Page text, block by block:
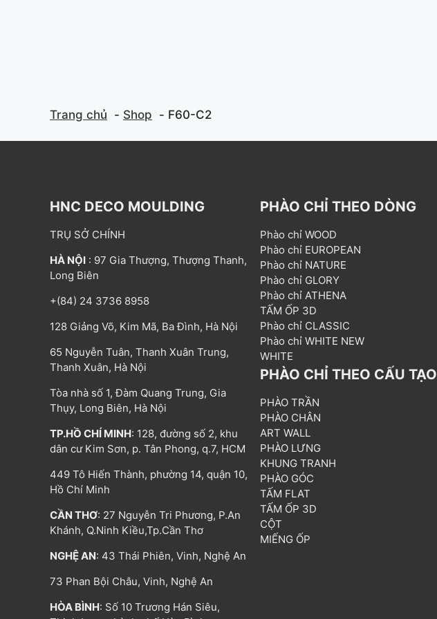
Trang chủ Shop F60-C2
HNC DECO MOULDING
TRỤ SỞ CHÍNH
HÀ NỘI : 97 Gia Thượng, Thượng Thanh,
Long Biên
+(84) 24 3736 8958
128 Giảng Võ, Kim Mã, Ba Đình, Hà Nội
65 Nguyễn Tuân, Thanh Xuân Trung,
Thanh Xuân, Hà Nội
Tòa nhà số 1, Đàm Quang Trung, Gia
Thụy, Long Biên, Hà Nội
TP.HỒ CHÍ MINH: 128, đường số 2, khu
dân cư Kim Sơn, p. Tân Phong, q.7, HCM
449 Tô Hiến Thành, phường 14, quận 10,
Hồ Chí Minh
CẦN THƠ: 27 Nguyễn Tri Phương, P.An
Khánh, Q.Ninh Kiều,Tp.Cần Thơ
NGHỆ AN: 43 Thái Phiên, Vinh, Nghệ An
73 Phan Bội Châu, Vinh, Nghệ An
HÒA BÌNH: Số 10 Trương Hán Siêu,
PHÀO CHỈ THEO DÒNG
Phào chỉ WOOD
Phào chỉ EUROPEAN
Phào chỉ NATURE
Phào chỉ GLORY
Phào chỉ ATHENA
TẤM ỐP 3D
Phào chỉ CLASSIC
Phào chỉ WHITE NEW
WHITE
PHÀO CHỈ THEO CẤU TẠO
PHÀO TRẦN
PHÀO CHÂN
ART WALL
PHÀO LƯNG
KHUNG TRANH
PHÀO GÓC
TẤM FLAT
TẤM ỐP 3D
CỘT
MIẾNG ỐP